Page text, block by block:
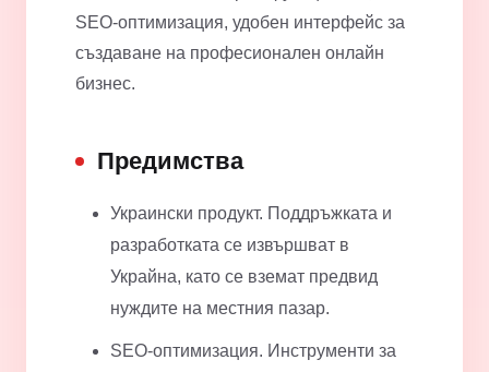
SEO-оптимизация, удобен интерфейс за
създаване на професионален онлайн
бизнес.
Предимства
Украински продукт. Поддръжката и
разработката се извършват в
Украйна, като се вземат предвид
нуждите на местния пазар.
SEO-оптимизация. Инструменти за